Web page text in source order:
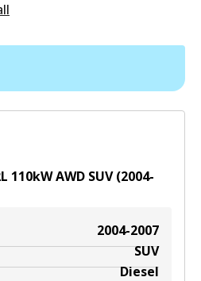
L 110kWAWD SUV(2004-
2004-2007
SUV
Diesel